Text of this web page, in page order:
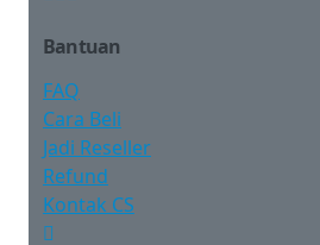
Bantuan
FAQ
Cara Beli
Jadi Reseller
Refund
Kontak CS